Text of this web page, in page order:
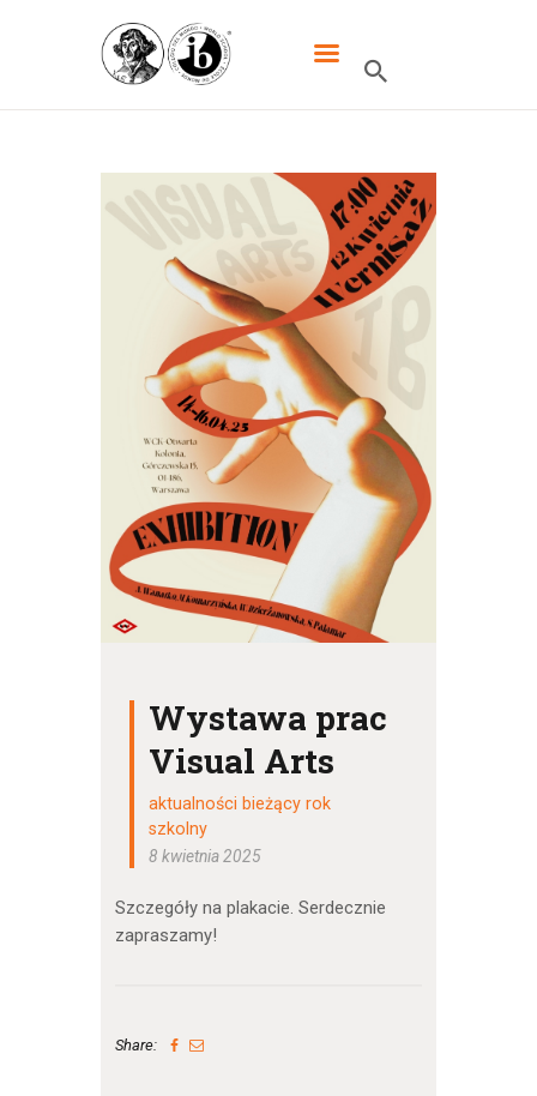
XXXIII LO DWUJĘZYCZNE IM.
MIKOŁAJA KOPERNIKA W
SZKOŁA
UCZNIOWIE
KANDYDACI
RODZICE
WYDARZENIA
KONTAKT
Wystawa prac
Visual Arts
aktualności bieżący rok
szkolny
8 kwietnia 2025
Szczegóły na plakacie. Serdecznie
zapraszamy!
Share: